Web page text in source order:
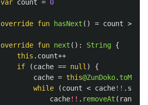
var count = 0
override fun hasNext () = count >
override fun next (): String {
this . count++
if
(cache == null )
{
cache = this@ZunDoko.
while
(count < cache!! . size
cache!! . removeAt ( random